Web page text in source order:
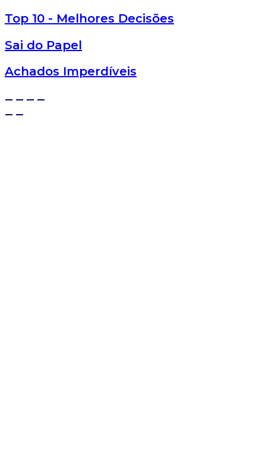
Top 10 - Melhores Decisões
Sai do Papel
Achados Imperdíveis